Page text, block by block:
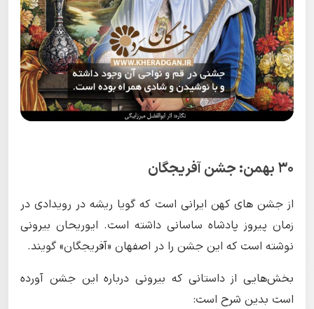
۳۰ بهمن: جشن آفریجگان
از جشن های کهن ایرانی است که گویا ریشه در رویدادی در
زمان پیروز پادشاه ساسانی داشته است. ایوریحان بیرونی
نوشته است که این جشن را در اصفهان «آفریجگان» گویند.
بخش‌هایی از داستانی که بیرونی درباره این جشن آورده
است بدین شرح است: